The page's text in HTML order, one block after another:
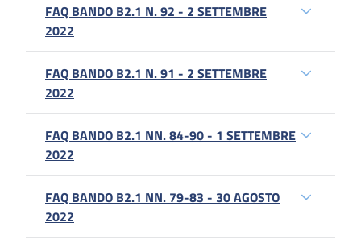
FAQ BANDO B2.1 N. 92 - 2 SETTEMBRE
2022
FAQ BANDO B2.1 N. 91 - 2 SETTEMBRE
2022
FAQ BANDO B2.1 NN. 84-90 - 1 SETTEMBRE
2022
FAQ BANDO B2.1 NN. 79-83 - 30 AGOSTO
2022